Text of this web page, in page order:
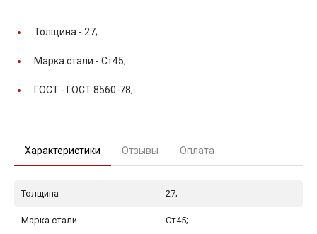
Толщина - 27;
Марка стали - Ст45;
ГОСТ - ГОСТ 8560-78;
Характеристики Отзывы Оплата
Толщина 27;
Марка стали Ст45;